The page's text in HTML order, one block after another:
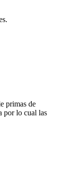
primas de
por lo cual las